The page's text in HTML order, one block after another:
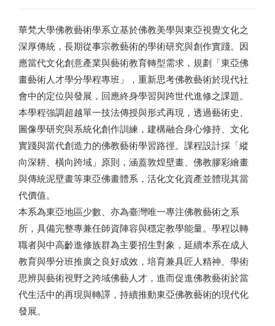
華梵大學佛教藝術學系立基於佛教美學與東亞視覺文化之
深厚傳統，長期從事宗教藝術的學術研究與創作實踐。因
應當代文化創意產業與藝術教育轉型需求，規劃「東亞佛
畫藝術人才學分學程專班」，重新思考佛教藝術於現代社
會中的定位與發展，回應終身學習與跨世代進修之課題。
本學程強調超越單一技法傳授與形式再現，透過藝術史、
圖像學研究與系統化創作訓練，建構融合身心修持、文化
實踐與當代創造力的佛教藝術學習路徑。課程設計採「縱
向深耕、橫向跨域」原則，涵蓋敦煌壁畫、佛教膠彩繪畫
與傳統泥壁畫等東亞佛畫體系，活化文化資產並體現其當
代價值。
本系為東亞地區少數、亦為臺灣唯一專注佛教藝術之系
所，具備完整專兼任師資陣容與穩定教學能量。學程以轉
職者與中高齡進修族群為主要招生對象，延續本系在成人
教育與學分班推廣之良好成效，培育兼具匠人精神、學術
思辨與藝術視野之跨域佛藝人才，進而促進佛教藝術於當
代生活中的再現與轉譯，持續推動東亞佛教藝術的現代化
發展。